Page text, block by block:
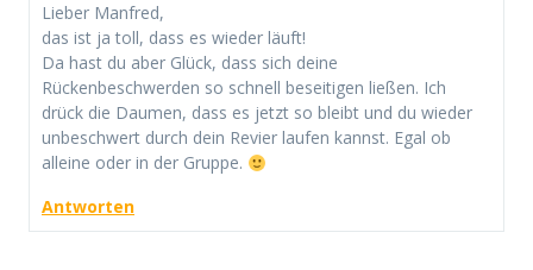
Lieber Manfred,
das ist ja toll, dass es wieder läuft!
Da hast du aber Glück, dass sich deine
Rückenbeschwerden so schnell beseitigen ließen. Ich
drück die Daumen, dass es jetzt so bleibt und du wieder
unbeschwert durch dein Revier laufen kannst. Egal ob
alleine oder in der Gruppe.
Antworten